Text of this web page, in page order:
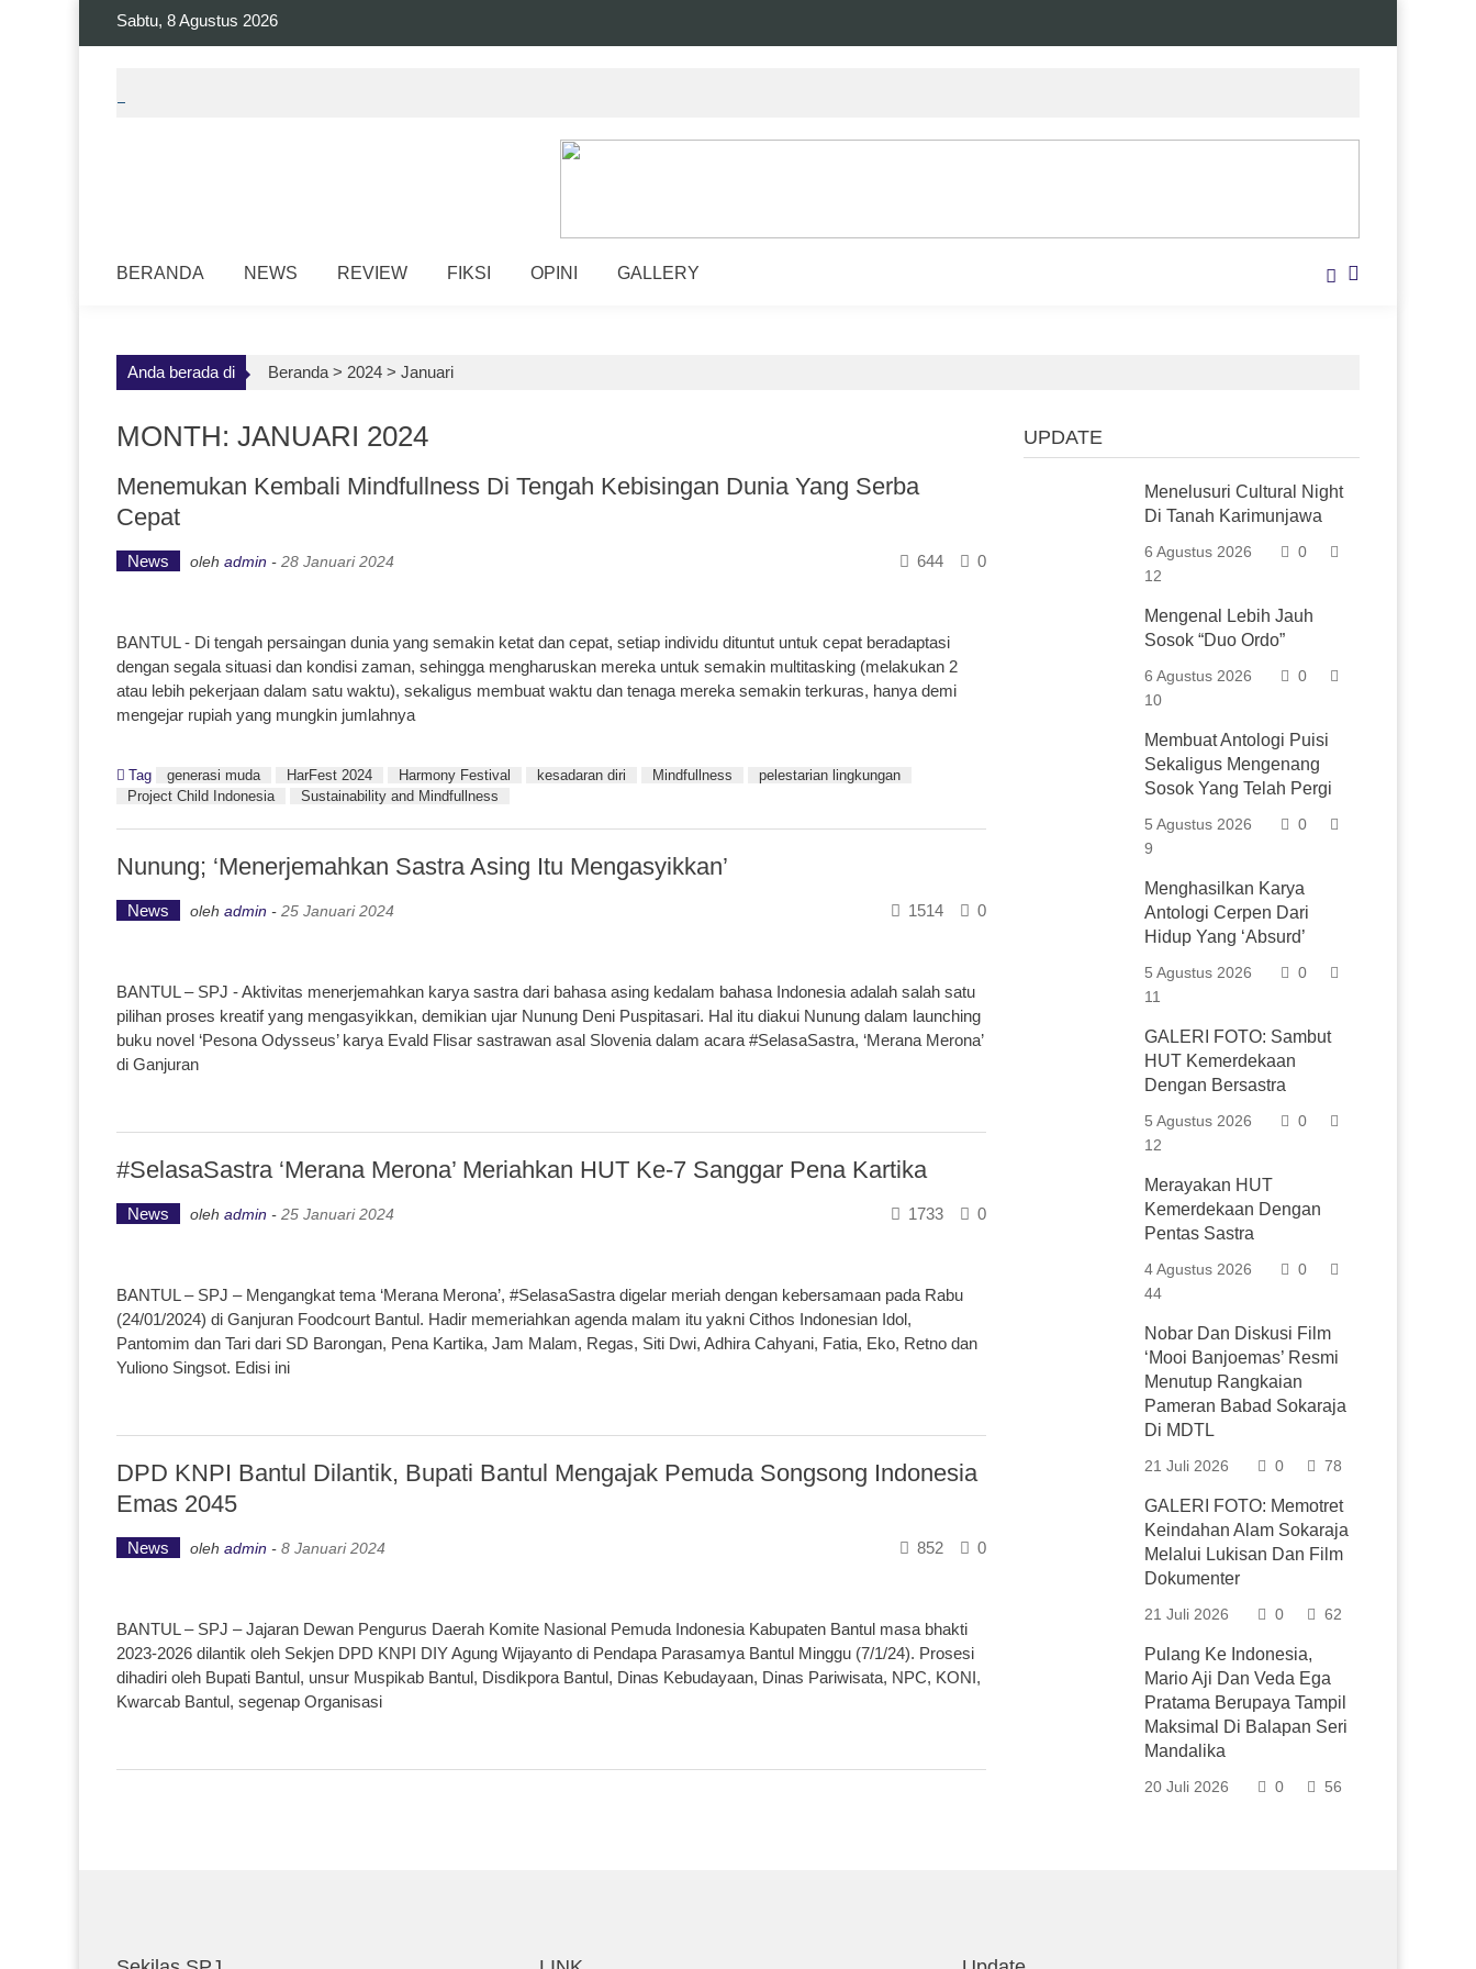
Sabtu, 8 Agustus 2026
BERANDA NEWS REVIEW FIKSI OPINI GALLERY
Anda berada di Beranda > 2024 > Januari
MONTH: JANUARI 2024
Menemukan Kembali Mindfullness Di Tengah Kebisingan Dunia Yang Serba
Cepat
News oleh admin - 28 Januari 2024 0
644
BANTUL - Di tengah persaingan dunia yang semakin ketat dan cepat, setiap individu dituntut untuk cepat beradaptasi
dengan segala situasi dan kondisi zaman, sehingga mengharuskan mereka untuk semakin multitasking (melakukan 2
atau lebih pekerjaan dalam satu waktu), sekaligus membuat waktu dan tenaga mereka semakin terkuras, hanya demi
mengejar rupiah yang mungkin jumlahnya
Tag generasi muda HarFest 2024 Harmony Festival kesadaran diri Mindfullness
pelestarian lingkungan
Project Child Indonesia
Sustainability and Mindfullness
Nunung; ‘Menerjemahkan Sastra Asing Itu Mengasyikkan’
News oleh admin - 25 Januari 2024 0
1514
BANTUL – SPJ - Aktivitas menerjemahkan karya sastra dari bahasa asing kedalam bahasa Indonesia adalah salah satu
pilihan proses kreatif yang mengasyikkan, demikian ujar Nunung Deni Puspitasari. Hal itu diakui Nunung dalam launching
buku novel ‘Pesona Odysseus’ karya Evald Flisar sastrawan asal Slovenia dalam acara #SelasaSastra, ‘Merana Merona’
di Ganjuran
#SelasaSastra ‘Merana Merona’ Meriahkan HUT Ke-7 Sanggar Pena Kartika
News oleh admin - 25 Januari 2024 0
1733
BANTUL – SPJ – Mengangkat tema ‘Merana Merona’, #SelasaSastra digelar meriah dengan kebersamaan pada Rabu
(24/01/2024) di Ganjuran Foodcourt Bantul. Hadir memeriahkan agenda malam itu yakni Cithos Indonesian Idol,
Pantomim dan Tari dari SD Barongan, Pena Kartika, Jam Malam, Regas, Siti Dwi, Adhira Cahyani, Fatia, Eko, Retno dan
Yuliono Singsot. Edisi ini
DPD KNPI Bantul Dilantik, Bupati Bantul Mengajak Pemuda Songsong Indonesia
Emas 2045
News oleh admin - 8 Januari 2024 0
852
BANTUL – SPJ – Jajaran Dewan Pengurus Daerah Komite Nasional Pemuda Indonesia Kabupaten Bantul masa bhakti
2023-2026 dilantik oleh Sekjen DPD KNPI DIY Agung Wijayanto di Pendapa Parasamya Bantul Minggu (7/1/24). Prosesi
dihadiri oleh Bupati Bantul, unsur Muspikab Bantul, Disdikpora Bantul, Dinas Kebudayaan, Dinas Pariwisata, NPC, KONI,
Kwarcab Bantul, segenap Organisasi
UPDATE
Menelusuri Cultural Night
Di Tanah Karimunjawa
6 Agustus 2026
0
12
Mengenal Lebih Jauh
Sosok “Duo Ordo”
6 Agustus 2026
0
10
Membuat Antologi Puisi
Sekaligus Mengenang
Sosok Yang Telah Pergi
5 Agustus 2026
0
9
Menghasilkan Karya
Antologi Cerpen Dari
Hidup Yang ‘Absurd’
5 Agustus 2026
0
11
GALERI FOTO: Sambut
HUT Kemerdekaan
Dengan Bersastra
5 Agustus 2026
0
12
Merayakan HUT
Kemerdekaan Dengan
Pentas Sastra
4 Agustus 2026
0
44
Nobar Dan Diskusi Film
‘Mooi Banjoemas’ Resmi
Menutup Rangkaian
Pameran Babad Sokaraja
Di MDTL
21 Juli 2026 0 78
GALERI FOTO: Memotret
Keindahan Alam Sokaraja
Melalui Lukisan Dan Film
Dokumenter
21 Juli 2026 0 62
Pulang Ke Indonesia,
Mario Aji Dan Veda Ega
Pratama Berupaya Tampil
Maksimal Di Balapan Seri
Mandalika
20 Juli 2026 0 56